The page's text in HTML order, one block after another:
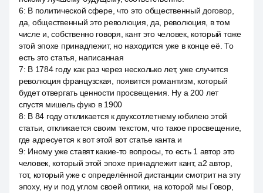
6: В политической сфере, что это общественный договор,
да, общественный это революция, да, революция, в том
числе и, собственно говоря, кант это человек, который тоже
этой эпохе принадлежит, но находится уже в конце её. То
есть это статья, написанная
7: В 1784 году как раз через несколько лет, уже случится
революция французская, появится романтизм, который
будет отвергать ценности просвещения. Ну а 200 лет
спустя мишель фуко в 1900
8: В 84 году откликается к двухсотлетнему юбилею этой
статьи, откликается своим текстом, что такое просвещение,
где адресуется к вот этой вот статье канта и
9: Иному уже ставят какие-то вопросы, то есть 1 автор это
человек, который этой эпохе принадлежит кант, a2 автор,
тот, который уже с определённой дистанции смотрит на эту
эпоху, ну и под углом своей оптики, на которой мы Говор,